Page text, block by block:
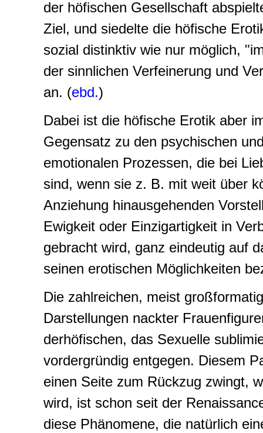
der höfischen Gesellschaft
Ziel, und siedelte die höfische
sozial distinktiv wie nur möglich,
der sinnlichen Verfeinerung und
an. (ebd.)
Dabei ist die höfische Erotik aber
Gegensatz zu den psychischen
emotionalen Prozessen, die bei
sind, wenn sie z. B. mit weit über
Anziehung hinausgehenden
Ewigkeit oder Einzigartigkeit in
gebracht wird, ganz eindeutig auf
seinen erotischen Möglichkeiten
Die zahlreichen, meist
Darstellungen nackter
derhöfischen, das Sexuelle
vordergründig entgegen. Diesem
einen Seite zum Rückzug zwingt,
wird, ist schon seit der
diese Phänomene, die natürlich